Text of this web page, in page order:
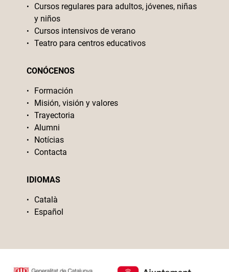
Cursos regulares para adultos, jóvenes, niñas
y niños
Cursos intensivos de verano
Teatro para centros educativos
CONÓCENOS
Formación
Misión, visión y valores
Trayectoria
Alumni
Notícias
Contacta
IDIOMAS
Català
Español